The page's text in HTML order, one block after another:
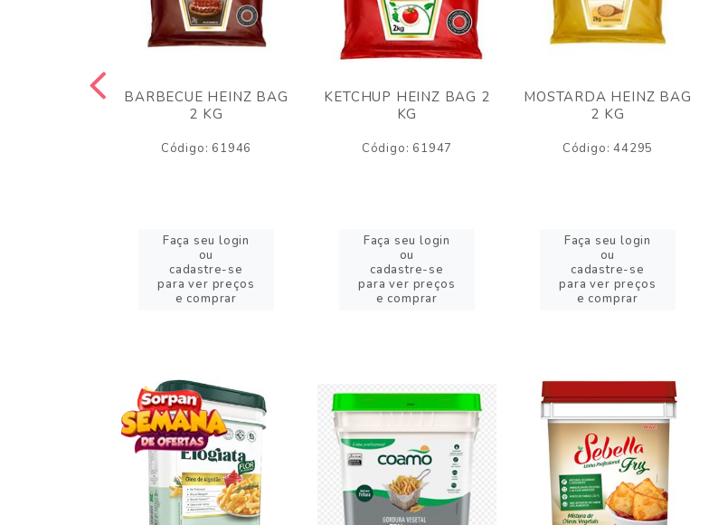
BARBECUE HEINZ BAG
2 KG
Código: 61946
Faça seu login
ou
cadastre-se
para ver preços
e comprar
KETCHUP HEINZ BAG 2
KG
Código: 61947
Faça seu login
ou
cadastre-se
para ver preços
e comprar
MOSTARDA HEINZ BAG
2 KG
Código: 44295
Faça seu login
ou
cadastre-se
para ver preços
e comprar